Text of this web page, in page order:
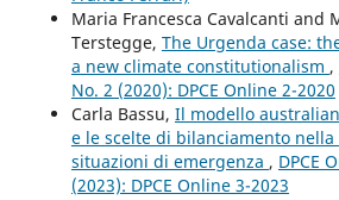
Maria Francesca Cavalcanti and
Terstegge, The Urgenda case:
a new climate constitutionalism ,
No. 2 (2020): DPCE Online 2-2020
Carla Bassu, Il modello
e le scelte di bilanciamento
situazioni di emergenza , DPCE
(2023): DPCE Online 3-2023